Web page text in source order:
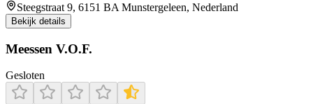
Steegstraat 9, 6151 BA Munstergeleen, Nederland
Bekijk details
Meessen V.O.F.
Gesloten